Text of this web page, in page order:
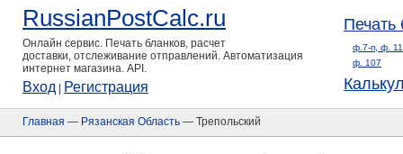
RussianPostCalc.ru
Онлайн сервис. Печать бланков, расчет
доставки, отслеживание отправлений. Автоматизация
интернет магазина. API.
Вход Регистрация
Печать
ф.7-п, ф.
ф. 107
Главная — Рязанская Область — Трепольский